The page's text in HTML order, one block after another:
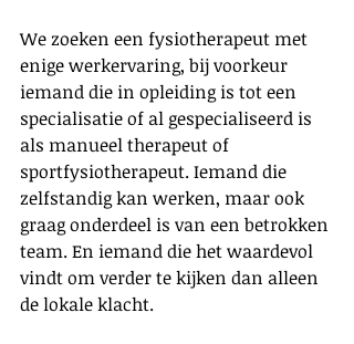
We zoeken een fysiotherapeut met
enige werkervaring, bij voorkeur
iemand die in opleiding is tot een
specialisatie of al gespecialiseerd is
als manueel therapeut of
sportfysiotherapeut. Iemand die
zelfstandig kan werken, maar ook
graag onderdeel is van een betrokken
team. En iemand die het waardevol
vindt om verder te kijken dan alleen
de lokale klacht.